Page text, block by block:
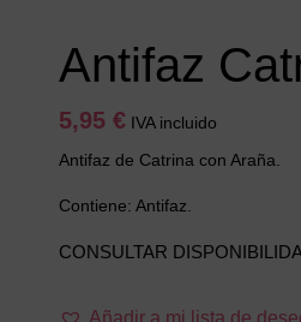
Antifaz
5,95 € IVA incluido
Antifaz de Catrina con Araña.
Contiene: Antifaz.
CONSULTAR
Añadir a mi lista de